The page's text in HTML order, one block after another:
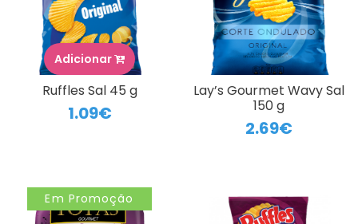
Adicionar
Ruffles Sal 45 g
1.09€
Lay’s Gourmet Wavy Sal
150 g
2.69€
Em Promoção